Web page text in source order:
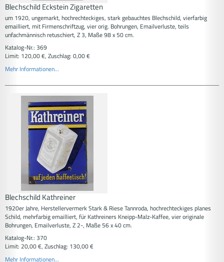
Blechschild Eckstein Zigaretten
um 1920, ungemarkt, hochrechteckiges, stark gebauchtes Blechschild, vierfarbig
emailliert, mit Firmenschriftzug, vier orig. Bohrungen, Emailverluste, teils
unfachmännisch retuschiert, Z 3, Maße 98 x 50 cm.
Katalog-Nr.: 369
Limit: 120,00 €, Zuschlag: 0,00 €
Mehr Informationen...
Blechschild Kathreiner
1920er Jahre, Herstellervermerk Stark & Riese Tannroda, hochrechteckiges planes
Schild, mehrfarbig emailliert, für Kathreiners Kneipp-Malz-Kaffee, vier originale
Bohrungen, Emailverluste, Z 2-, Maße 56 x 40 cm.
Katalog-Nr.: 370
Limit: 20,00 €, Zuschlag: 130,00 €
Mehr Informationen...